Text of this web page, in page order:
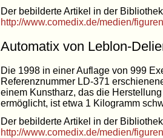
Der bebilderte Artikel in der
http://www.comedix.de/medien/
Automatix von Leblon-
Die 1998 in einer Auflage von 999
Referenznummer LD-371
einem Kunstharz, das die
ermöglicht, ist etwa 1 Kilogramm
Der bebilderte Artikel in der
http://www.comedix.de/medien/